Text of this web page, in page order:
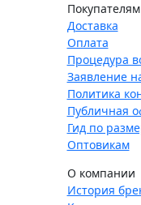
Покупателям
Доставка
Оплата
Процедура
Заявление
Политика
Публичная
Гид по
Оптовикам
О компании
История